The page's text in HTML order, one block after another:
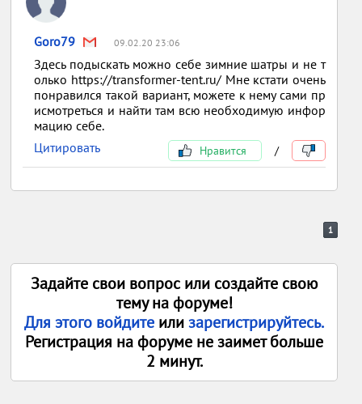
Goro79 09.02.20 23:06
Здесь подыскать можно себе зимние шатры и не т
олько https://transformer-tent.ru/ Мне кстати очень
понравился такой вариант, можете к нему сами пр
исмотреться и найти там всю необходимую инфор
мацию себе.
Цитировать
Нравится /
1
Задайте свои вопрос или создайте свою
тему на форуме!
Для этого войдите илизарегистрируйтесь.
Регистрация на форуме не заимет больше
2 минут.